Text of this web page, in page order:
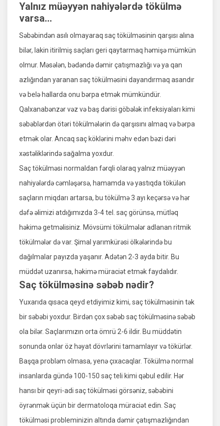
Yalnız müəyyən nahiyələrdə tökülmə
varsa...
Səbəbindən asılı olmayaraq saç tökülməsinin qarşısı alına
bilər, lakin itirilmiş saçları geri qaytarmaq həmişə mümkün
olmur. Məsələn, bədəndə dəmir çatışmazlığı və ya qan
azlığından yaranan saç tökülməsini dayandırmaq asandır
və belə hallarda onu bərpa etmək mümkündür.
Qalxanabənzər vəz və baş dərisi göbələk infeksiyaları kimi
səbəblərdən ötəri tökülmələrin də qarşısını almaq və bərpa
etmək olar. Ancaq saç köklərini məhv edən bəzi dəri
xəstəliklərində sağalma yoxdur.
Saç tökülməsi normaldan fərqli olaraq yalnız müəyyən
nahiyələrdə cəmləşərsə, hamamda və yastıqda tökülən
saçların miqdarı artarsa, bu tökülmə 3 ayı keçərsə və hər
dəfə əlimizi atdığımızda 3-4 tel. saç görünsə, mütləq
həkimə getməlisiniz. Mövsümi tökülmələr adlanan ritmik
tökülmələr də var. Şimal yarımkürəsi ölkələrində bu
dağılmalar payızda yaşanır. Adətən 2-3 ayda bitir. Bu
müddət uzanırsa, həkimə müraciət etmək faydalıdır.
Saç tökülməsinə səbəb nədir?
Yuxarıda qısaca qeyd etdiyimiz kimi, saç tökülməsinin tək
bir səbəbi yoxdur. Birdən çox səbəb saç tökülməsinə səbəb
ola bilər. Saçlarımızın orta ömrü 2-6 ildir. Bu müddətin
sonunda onlar öz həyat dövrlərini tamamlayır və tökürlər.
Başqa probləm olmasa, yenə çıxacaqlar. Tökülmə normal
insanlarda gündə 100-150 saç teli kimi qəbul edilir. Hər
hansı bir qeyri-adi saç tökülməsi görsəniz, səbəbini
öyrənmək üçün bir dermatoloqa müraciət edin. Saç
tökülməsi probleminizin altında dəmir çatışmazlığından